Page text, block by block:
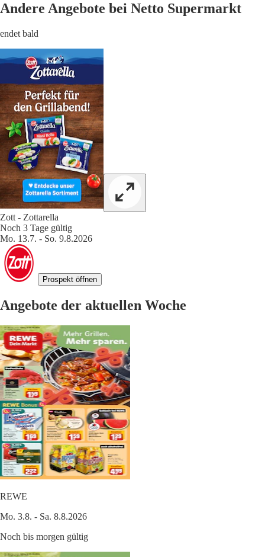
Andere Angebote bei Netto Supermarkt
endet bald
Zott - Zottarella
Noch 3 Tage gültig
Mo. 13.7. - So. 9.8.2026
Prospekt öffnen
Angebote der aktuellen Woche
REWE
Mo. 3.8. - Sa. 8.8.2026
Noch bis morgen gültig